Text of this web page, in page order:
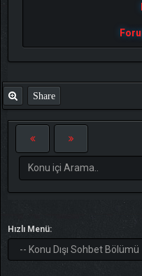
Share
Hızlı Menü: